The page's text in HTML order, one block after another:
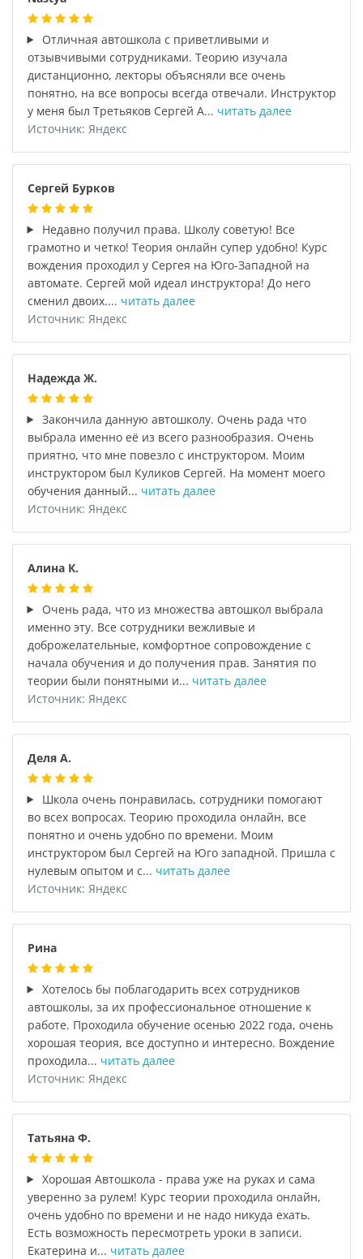
Отличная автошкола с приветливыми и
отзывчивыми сотрудниками. Теорию изучала
дистанционно, лекторы объясняли все очень
понятно, на все вопросы всегда отвечали. Инструктор
у меня был Третьяков Сергей А... читать далее
Источник: Яндекс
Сергей Бурков
Недавно получил права. Школу советую! Все
грамотно и четко! Теория онлайн супер удобно! Курс
вождения проходил у Сергея на Юго-Западной на
автомате. Сергей мой идеал инструктора! До него
сменил двоих.... читать далее
Источник: Яндекс
Надежда Ж.
Закончила данную автошколу. Очень рада что
выбрала именно еë из всего разнообразия. Очень
приятно, что мне повезло с инструктором. Моим
инструктором был Куликов Сергей. На момент моего
обучения данный... читать далее
Источник: Яндекс
Алина К.
Очень рада, что из множества автошкол выбрала
именно эту. Все сотрудники вежливые и
доброжелательные, комфортное сопровождение с
начала обучения и до получения прав. Занятия по
теории были понятными и... читать далее
Источник: Яндекс
Деля А.
Школа очень понравилась, сотрудники помогают
во всех вопросах. Теорию проходила онлайн, все
понятно и очень удобно по времени. Моим
инструктором был Сергей на Юго западной. Пришла с
нулевым опытом и с... читать далее
Источник: Яндекс
Рина
Хотелось бы поблагодарить всех сотрудников
автошколы, за их профессиональное отношение к
работе. Проходила обучение осенью 2022 года, очень
хорошая теория, все доступно и интересно. Вождение
проходила... читать далее
Источник: Яндекс
Татьяна Ф.
Хорошая Автошкола - права уже на руках и сама
уверенно за рулем! Курс теории проходила онлайн,
очень удобно по времени и не надо никуда ехать.
Есть возможность пересмотреть уроки в записи.
Екатерина и... читать далее